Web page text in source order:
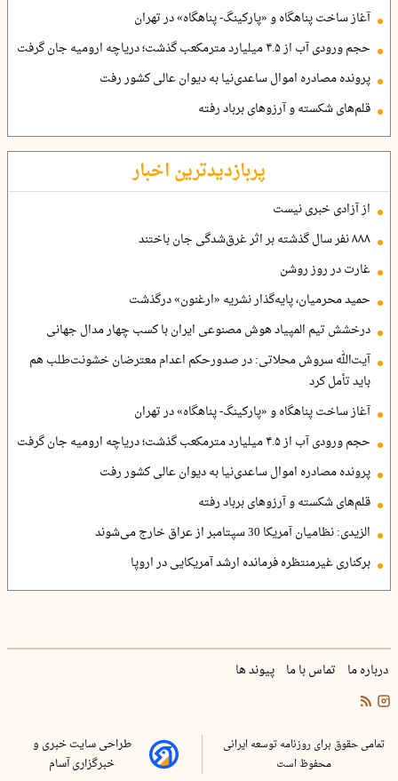
آغاز ساخت پناهگاه و «پارکینگ- پناهگاه» در تهران
حجم ورودی آب از ۴.۵ میلیارد مترمکعب گذشت؛ دریاچه ارومیه جان گرفت
پرونده مصادره اموال ساعدی‌نیا به دیوان عالی کشور رفت
قلم‌های شکسته و آرزوهای برباد رفته
پربازدیدترین اخبار
از آزادی خبری نیست
۸۸۸ نفر سال گذشته بر اثر غرق‌شدگی جان باختند
غارت در روز روشن
حمید محرمیان، پایه‌گذار نشریه «ارغنون» درگذشت
درخشش تیم المپیاد هوش مصنوعی ایران با کسب چهار مدال جهانی
آیت‌الله سروش محلاتی: در صدورحکم اعدام معترضان خشونت‌طلب هم
باید تأمل کرد
آغاز ساخت پناهگاه و «پارکینگ- پناهگاه» در تهران
حجم ورودی آب از ۴.۵ میلیارد مترمکعب گذشت؛ دریاچه ارومیه جان گرفت
پرونده مصادره اموال ساعدی‌نیا به دیوان عالی کشور رفت
قلم‌های شکسته و آرزوهای برباد رفته
الزیدی: نظامیان آمریکا 30 سپتامبر از عراق خارج می‌شوند
برکناری غیرمنتظره فرمانده ارشد آمریکایی در اروپا
درباره ما تماس با ما پیوند ها
تمامی حقوق برای روزنامه توسعه ایرانی
محفوظ است
طراحی سایت خبری و
خبرگزاری آسام